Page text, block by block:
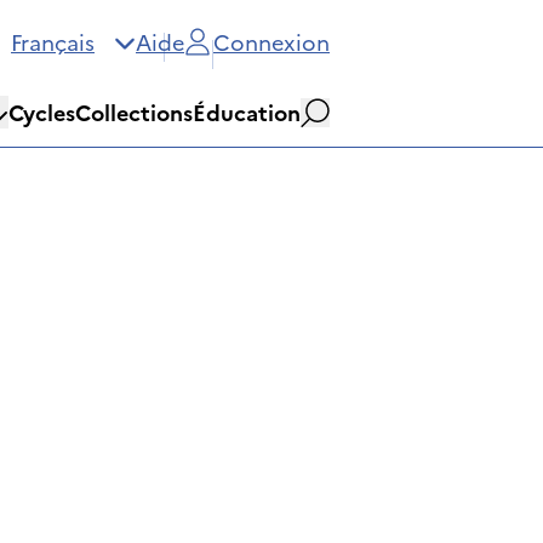
Français Aide Connexion
CyclesCollectionsÉducation
Rechercher